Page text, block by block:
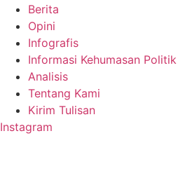
Berita
Opini
Infografis
Informasi Kehumasan Politik
Analisis
Tentang Kami
Kirim Tulisan
Instagram